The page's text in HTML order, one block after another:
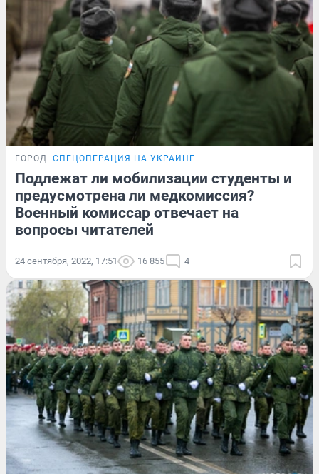
ГОРОД СПЕЦОПЕРАЦИЯ НА УКРАИНЕ
Подлежат ли мобилизации студенты и
предусмотрена ли медкомиссия?
Военный комиссар отвечает на
вопросы читателей
24 сентября, 2022, 17:51 16 855 4